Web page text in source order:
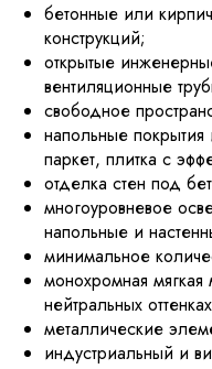
бетонные или
конструкций;
открытые
вентиляционные
свободное
напольные
паркет, плитка с
отделка стен под
многоуровневое
напольные и
минимальное
монохромная
нейтральных
металлические
индустриальный и